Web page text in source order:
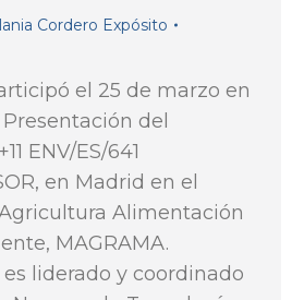
Cordero Expósito
el 25 de marzo en
del
ENV/ES/641
en Madrid en el
Alimentación
MAGRAMA.
liderado y coordinado